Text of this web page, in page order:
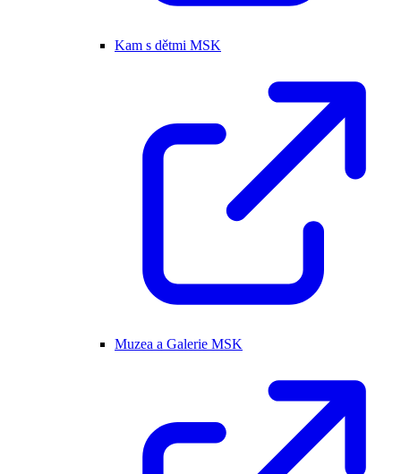
Kam s dětmi MSK
Muzea a Galerie MSK